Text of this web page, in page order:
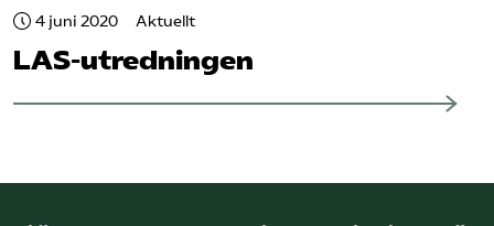
4 juni 2020 Aktuellt
LAS-utredningen